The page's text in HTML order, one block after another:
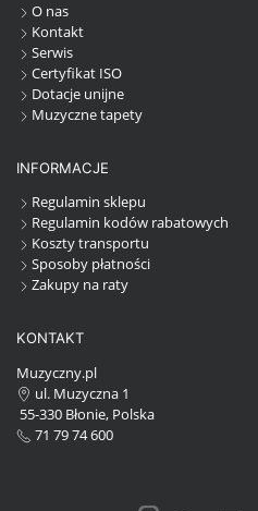
O nas
Kontakt
Serwis
Certyfikat ISO
Dotacje unijne
Muzyczne tapety
INFORMACJE
Regulamin sklepu
Regulamin kodów rabatowych
Koszty transportu
Sposoby płatności
Zakupy na raty
KONTAKT
Muzyczny.pl
ul. Muzyczna 1
55-330 Błonie, Polska
71 79 74 600